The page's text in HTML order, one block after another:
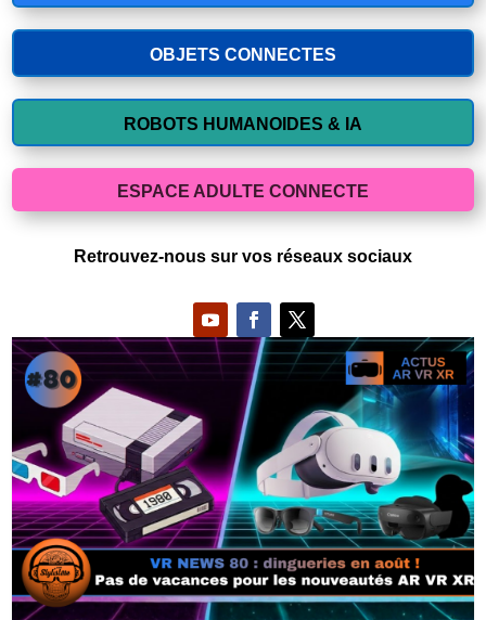
OBJETS CONNECTES
ROBOTS HUMANOIDES & IA
ESPACE ADULTE CONNECTE
Retrouvez-nous sur vos réseaux sociaux